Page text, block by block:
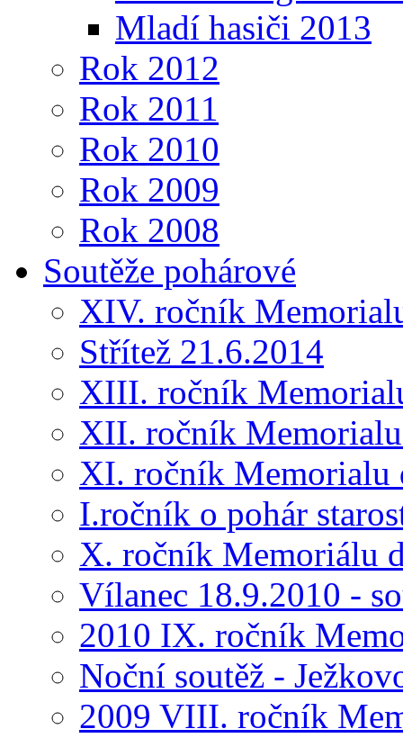
Mladí hasiči 2013
Rok 2012
Rok 2011
Rok 2010
Rok 2009
Rok 2008
Soutěže pohárové
XIV. ročník
Střítež 21.6.2014
XIII. ročník
XII. ročník
XI. ročník Memorialu
I.ročník o pohár
X. ročník Memoriálu
Vílanec 18.9.2010 -
2010 IX. ročník
Noční soutěž -
2009 VIII. ročník